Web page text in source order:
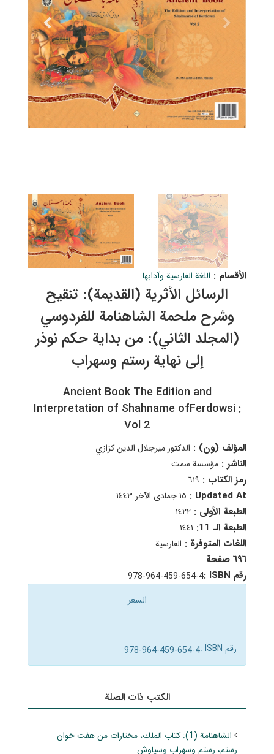
الأقسام : اللغة الفارسية وآدابها
الرسائل الأثرية (القديمة): تنقيح
وشرح ملحمة الشاهنامة للفردوسي
(المجلد الثاني): من بداية حكم نوذر
إلى نهاية رستم وسهراب
Ancient Book The Edition and
Interpretation of Shahname ofFerdowsi :
Vol 2
المؤلف (ون) : الدكتور ميرجلال الدين كزازي
الناشر : مؤسسة سمت
رمز الكتاب : ٦١٩
Updated At : ١٥ جمادى الآخر ١٤٤٣
الطبعة الأولى : ١٤٢٢
الطبعة الـ 11: ١٤٤١
اللغات المتوفرة : الفارسية
٦٩٦ صفحة
رقم ISBN :
978-964-459-654-4
السعر
رقم ISBN : 978-964-459-654-4
الکتب ذات الصلة
الشاهنامة (1): كتاب الملك، مختارات من هفت خوان
رستم، رستم وسهراب وسياوش